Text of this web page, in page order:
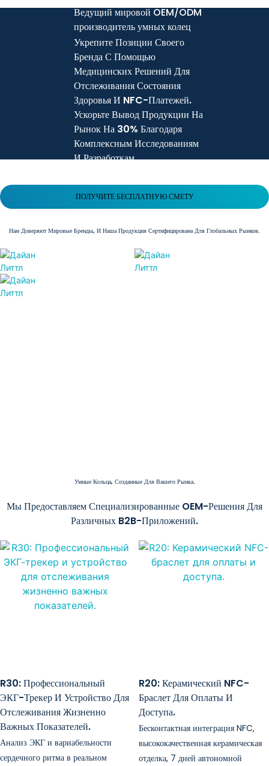
Ведущий мировой OEM/ODM
производитель умных колец
Укрепите Позиции Своего
Бренда С Помощью
Медицинских Решений Для
Отслеживания Состояния
Здоровья И NFC-Платежей.
Ускорьте Вывод Продукции На
Рынок На 30% Благодаря
Комплексным Исследованиям
И Разработкам.
ПОЛУЧИТЕ БЕСПЛАТНУЮ СМЕТУ
Нам Доверяют Мировые Бренды, И Наша Продукция Сертифицирована Для Глобальных Рынков.
Умные Кольца, Созданные Для Вашего Рынка.
Мы Предоставляем Специализированные OEM-Решения Для
Различных B2B-Приложений.
R30: Профессиональный
ЭКГ-Трекер И Устройство Для
Отслеживания Жизненно
Важных Показателей.
Анализ ЭКГ и вариабельности
сердечного ритма в реальном
R20: Керамический NFC-
Браслет Для Оплаты И
Доступа.
Бесконтактная интеграция NFC,
высококачественная керамическая
отделка, 7 дней автономной